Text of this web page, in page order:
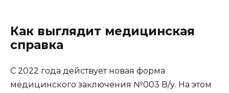
Как выглядит медицинская
справка
С 2022 года действует новая форма
медицинского заключения №003 В/у. На этом